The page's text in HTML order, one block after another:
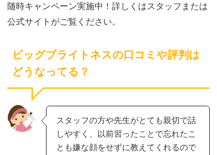
随時キャンペーン実施中！詳しくはスタッフまたは
公式サイトがご覧ください。
ビッグブライトネスの口コミや評判は
どうなってる？
スタッフの方や先生がとても親切で話
しやすく、以前習ったことで忘れたこ
とも嫌な顔をせずに教えてくれるので